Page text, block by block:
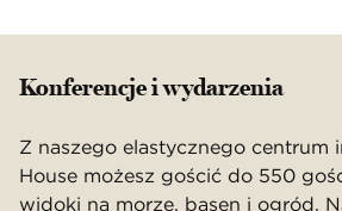
Konferencje i wydarzenia
Z naszego elastycznego centrum
House możesz gościć do 550
widoki na morze, basen i ogród.